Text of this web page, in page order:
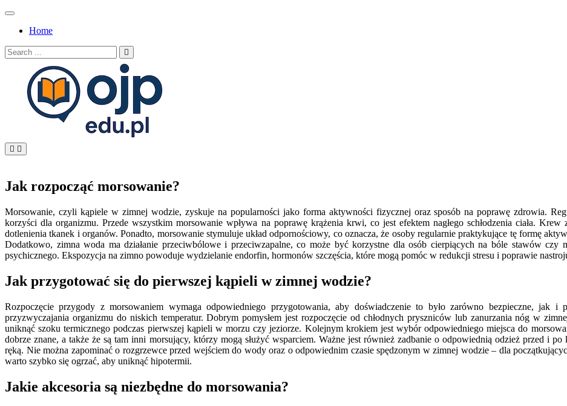
Skip
contentHome
Search
for:
Jak rozpocząć morsowanie?
Morsowanie, czyli kąpiele w zimnej wodzie, zyskuje na popularności jako forma aktywności fizycznej oraz sposób na poprawę zdrowia.
korzyści dla organizmu. Przede wszystkim morsowanie wpływa na poprawę krążenia krwi, co jest efektem nagłego schłodzenia ciała.
dotlenienia tkanek i organów. Ponadto, morsowanie stymuluje układ odpornościowy, co oznacza, że osoby regularnie praktykujące tę formę
Dodatkowo, zimna woda ma działanie przeciwbólowe i przeciwzapalne, co może być korzystne dla osób cierpiących na bóle stawów czy
psychicznego. Ekspozycja na zimno powoduje wydzielanie endorfin, hormonów szczęścia, które mogą pomóc w redukcji stresu i poprawie
Jak przygotować się do pierwszej kąpieli w zimnej wodzie?
Rozpoczęcie przygody z morsowaniem wymaga odpowiedniego przygotowania, aby doświadczenie to było zarówno bezpieczne, jak i
przyzwyczajania organizmu do niskich temperatur. Dobrym pomysłem jest rozpoczęcie od chłodnych pryszniców lub zanurzania nóg w
uniknąć szoku termicznego podczas pierwszej kąpieli w morzu czy jeziorze. Kolejnym krokiem jest wybór odpowiedniego miejsca do
dobrze znane, a także że są tam inni morsujący, którzy mogą służyć wsparciem. Ważne jest również zadbanie o odpowiednią odzież przed i
ręką. Nie można zapominać o rozgrzewce przed wejściem do wody oraz o odpowiednim czasie spędzonym w zimnej wodzie – dla
warto szybko się ogrzać, aby uniknąć hipotermii.
Jakie akcesoria są niezbędne do morsowania?